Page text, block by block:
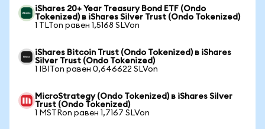
iShares 20+ Year Treasury Bond ETF (Ondo
Tokenized) в iShares Silver Trust (Ondo Tokenized)
1 TLTon равен 1,5168 SLVon
iShares Bitcoin Trust (Ondo Tokenized) в iShares
Silver Trust (Ondo Tokenized)
1 IBITon равен 0,646622 SLVon
MicroStrategy (Ondo Tokenized) в iShares Silver
Trust (Ondo Tokenized)
1 MSTRon равен 1,7167 SLVon